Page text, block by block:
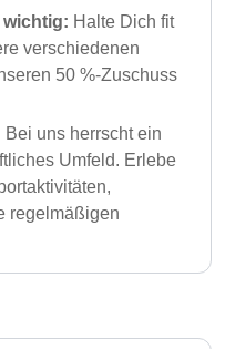
wichtig: Halte Dich fit
verschiedenen
50 %-Zuschuss
Bei uns herrscht ein
Umfeld. Erlebe
regelmäßigen